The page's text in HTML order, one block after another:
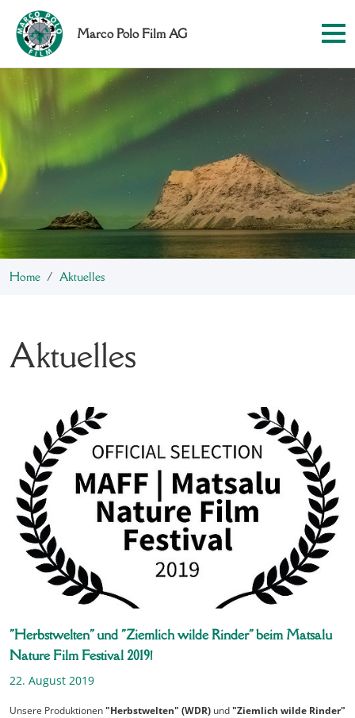
Marco Polo Film AG
Home Aktuelles
Aktuelles
"Herbstwelten" und "Ziemlich wilde Rinder" beim Matsalu
Nature Film Festival 2019!
22. August 2019
Unsere Produktionen"Herbstwelten" (WDR) und"Ziemlich wilde Rinder"